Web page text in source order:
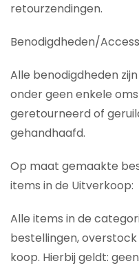
retourzendingen.
Benodigdheden/
Alle benodigdheden
onder geen enkele
geretourneerd of
gehandhaafd.
Op maat gemaakte
items in de Uitverkoop:
Alle items in de
bestellingen,
koop. Hierbij geldt: